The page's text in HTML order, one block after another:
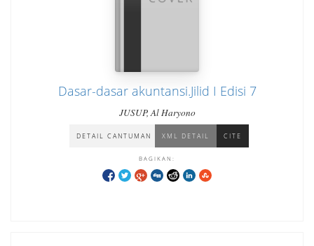
Dasar-dasar akuntansi.Jilid I Edisi 7
JUSUP, Al Haryono
DETAIL CANTUMAN XML DETAIL CITE
BAGIKAN: